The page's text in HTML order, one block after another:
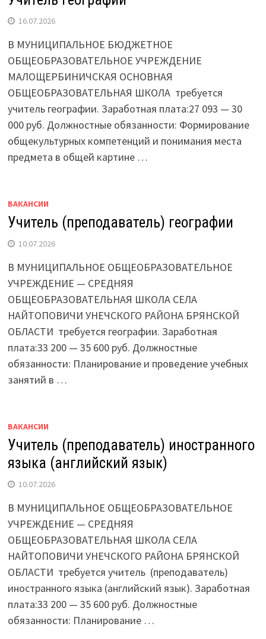
16.07.2026
В МУНИЦИПАЛЬНОЕ БЮДЖЕТНОЕ
ОБЩЕОБРАЗОВАТЕЛЬНОЕ УЧРЕЖДЕНИЕ
МАЛОЩЕРБИНИЧСКАЯ ОСНОВНАЯ
ОБЩЕОБРАЗОВАТЕЛЬНАЯ ШКОЛА требуется
учитель географии. Заработная плата:27 093 — 30
000 руб. Должностные обязанности: Формирование
общекультурных компетенций и понимания места
предмета в общей картине …
ВАКАНСИИ
Учитель (преподаватель) географии
10.07.2026
В МУНИЦИПАЛЬНОЕ ОБЩЕОБРАЗОВАТЕЛЬНОЕ
УЧРЕЖДЕНИЕ — СРЕДНЯЯ
ОБЩЕОБРАЗОВАТЕЛЬНАЯ ШКОЛА СЕЛА
НАЙТОПОВИЧИ УНЕЧСКОГО РАЙОНА БРЯНСКОЙ
ОБЛАСТИ требуется географии. Заработная
плата:33 200 — 35 600 руб. Должностные
обязанности: Планирование и проведение учебных
занятий в …
ВАКАНСИИ
Учитель (преподаватель) иностранного
языка (английский язык)
10.07.2026
В МУНИЦИПАЛЬНОЕ ОБЩЕОБРАЗОВАТЕЛЬНОЕ
УЧРЕЖДЕНИЕ — СРЕДНЯЯ
ОБЩЕОБРАЗОВАТЕЛЬНАЯ ШКОЛА СЕЛА
НАЙТОПОВИЧИ УНЕЧСКОГО РАЙОНА БРЯНСКОЙ
ОБЛАСТИ требуется учитель (преподаватель)
иностранного языка (английский язык). Заработная
плата:33 200 — 35 600 руб. Должностные
обязанности: Планирование …